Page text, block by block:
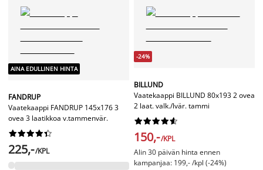
AINA EDULLINEN HINTA
FANDRUP
Vaatekaappi FANDRUP 145x176 3
ovea 3 laatikkoa v.tammenvär.






225,-/KPL
-24%
BILLUND
Vaatekaappi BILLUND 80x193 2 ovea
2 laat. valk./lvär. tammi






150,-/KPL
Alin 30 päivän hinta ennen
kampanjaa: 199,- /kpl (-24%)